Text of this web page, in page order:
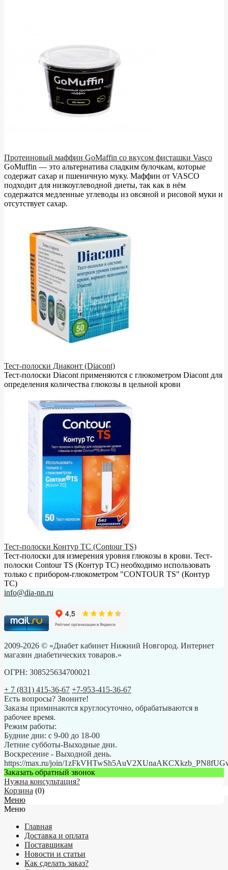
Протеиновый маффин GoMaffin со вкусом фисташки Vasco
GoMuffin — это альтернатива сладким булочкам, которые
содержат сахар и пшеничную муку. Маффин от VASCO
подходит для низкоуглеводной диеты, так как в нём
содержатся медленные углеводы из овсяной и рисовой муки и
отсутствует сахар.
Тест-полоски Диаконт (Diacont)
Тест-полоски Diacont применяются с глюкометром Diacont для
определения количества глюкозы в цельной крови
Тест-полоски Контур ТС (Contour TS)
Тест-полоски для измерения уровня глюкозы в крови. Тест-
полоски Contour TS (Контур ТС) необходимо использовать
только с прибором-глюкометром "CONTOUR TS" (Контур
ТС)
info@dia-nn.ru
2009-2026 © «Диабет кабинет Нижний Новгород. Интернет
магазин диабетических товаров.»
ОГРН: 308525634700021
+ 7 (831) 415-36-67 +7-953-415-36-67
Есть вопросы? Звоните!
Заказы приминаются круглосуточно, обрабатываются в
рабочее время.
Режим работы:
Будние дни: с 9-00 до 18-00
Летние субботы-Выходные дни.
Воскресение - Выходной день.
https://max.ru/join/
Заказать обратный звонок
Нужна консультация?
Корзина (0)
Меню
Меню
Главная
Доставка и оплата
Поставщикам
Новости и статьи
Как сделать заказ?